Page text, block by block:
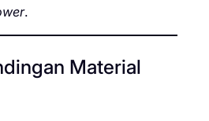
.
Material